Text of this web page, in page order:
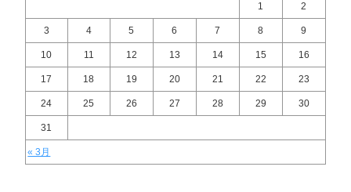
« 3月
1 2
3 4 5 6 7 8 9
10 11 12 13 14 15 16
17 18 19 20 21 22 23
24 25 26 27 28 29 30
31